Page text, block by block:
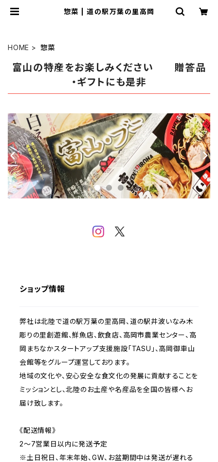
惣菜 | 道の駅万葉の里高岡
HOME 惣菜
富山の特産をお楽しみください 贈答品
・ギフトにも是非
ショップ情報
弊社は北陸で道の駅万葉の里高岡、道の駅井波いなみ木
彫りの里創遊館、鮮魚店、飲食店、高岡市農業センター、高
岡まちなかスタートアップ支援施設「TASU」、高岡御車山
会館等をグループ運営しております。
地域の文化や、安心安全な食文化の発展に貢献することを
ミッションとし、北陸のお土産や名産品を全国の皆様へお
届け致します。
《配送情報》
2～7営業日以内に発送予定
※土日祝日、年末年始、GW、お盆期間中は発送が遅れる